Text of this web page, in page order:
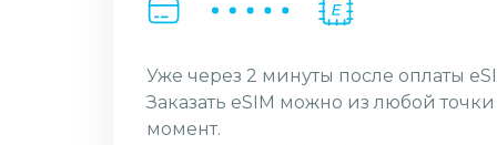
Уже через 2 минуты после оплаты
Заказать eSIM можно из любой
момент.